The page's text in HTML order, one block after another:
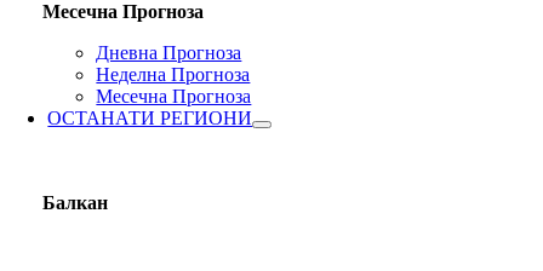
Месечна Прогноза
Дневна Прогноза
Неделна Прогноза
Месечна Прогноза
ОСТАНАТИ РЕГИОНИ
Балкан